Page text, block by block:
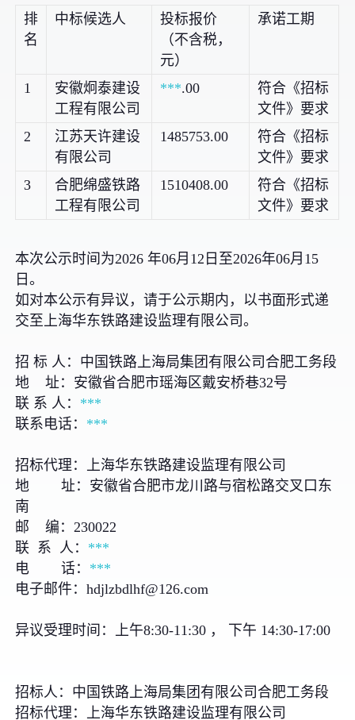
排
名
中标候选人
投标报价
（不含税，
元）
承诺工期
1
安徽炯泰建设
工程有限公司
***.00
符合《招标
文件》要求
2
江苏天许建设
有限公司
1485753.00
符合《招标
文件》要求
3
合肥绵盛铁路
工程有限公司
1510408.00
符合《招标
文件》要求
本次公示时间为2026 年06月12日至2026年06月15
日。
如对本公示有异议，请于公示期内，以书面形式递
交至上海华东铁路建设监理有限公司。
招 标 人：中国铁路上海局集团有限公司合肥工务段
地 址：安徽省合肥市瑶海区戴安桥巷32号
联 系 人： ***
联系电话： ***
招标代理：上海华东铁路建设监理有限公司
地 址：安徽省合肥市龙川路与宿松路交叉口东
南
邮 编：230022
联 系 人： ***
电 话： ***
电子邮件：hdjlzbdlhf@126.com
异议受理时间：上午8:30-11:30 ， 下午 14:30-17:00
招标人：中国铁路上海局集团有限公司合肥工务段
招标代理：上海华东铁路建设监理有限公司